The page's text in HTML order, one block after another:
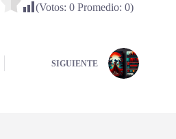
(Votos: 0Promedio: 0)
SIGUIENTE